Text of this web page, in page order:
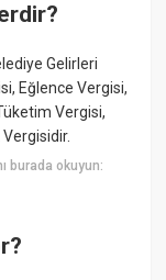
Gelirleri
Eğlence Vergisi,
Vergisi,
burada okuyun: